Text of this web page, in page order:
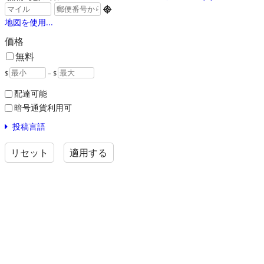

地図を使用...
価格
無料
$ – $
配達可能
暗号通貨利用可
投稿言語
リセット 適用する